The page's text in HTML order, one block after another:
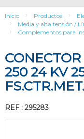
Inicio Productos
Media y alta tensión /
Complementos para
250 24 KV
REF : 295283